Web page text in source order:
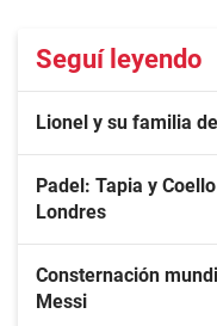
Seguí leyendo
Lionel y su familia
Padel: Tapia y
Londres
Consternación
Messi